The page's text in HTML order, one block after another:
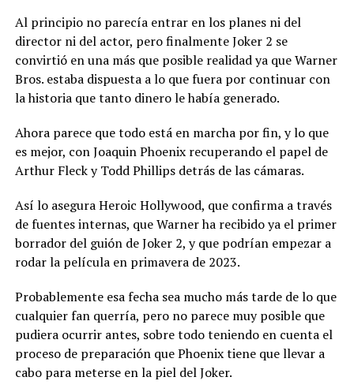
Al principio no parecía entrar en los planes ni del
director ni del actor, pero finalmente Joker 2 se
convirtió en una más que posible realidad ya que Warner
Bros. estaba dispuesta a lo que fuera por continuar con
la historia que tanto dinero le había generado.
Ahora parece que todo está en marcha por fin, y lo que
es mejor, con Joaquin Phoenix recuperando el papel de
Arthur Fleck y Todd Phillips detrás de las cámaras.
Así lo asegura Heroic Hollywood, que confirma a través
de fuentes internas, que Warner ha recibido ya el primer
borrador del guión de Joker 2, y que podrían empezar a
rodar la película en primavera de 2023.
Probablemente esa fecha sea mucho más tarde de lo que
cualquier fan querría, pero no parece muy posible que
pudiera ocurrir antes, sobre todo teniendo en cuenta el
proceso de preparación que Phoenix tiene que llevar a
cabo para meterse en la piel del Joker.